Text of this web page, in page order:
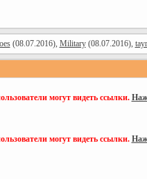
(08.07.2016), Military(08.07.2016),
могут видеть ссылки.
могут видеть ссылки.